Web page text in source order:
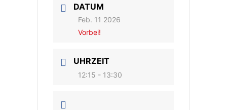
DATUM
Feb. 11 2026
Vorbei!
UHRZEIT
12:15 - 13:30